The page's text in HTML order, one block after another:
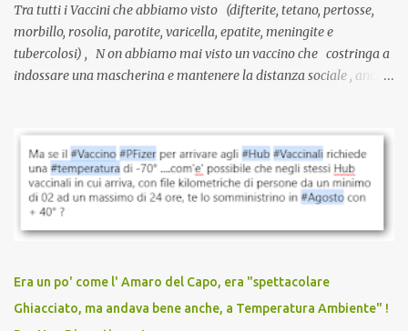
Tra tutti i Vaccini che abbiamo visto (difterite, tetano, pertosse,
morbillo, rosolia, parotite, varicella, epatite, meningite e
tubercolosi) , N on abbiamo mai visto un vaccino che costringa a
indossare una mascherina e mantenere la distanza sociale , anche
vaccinazione. Non avevamo mai sentito parlare di ricompense,
sconti, incentivi per vaccinarsi. Non avevamo mai visto
discriminazioni per coloro che non l’hanno fatto. Se non sei stato
vaccinato, nessuno aveva prima cercato di farti sentire una
persona cattiva. Non avevamo mai visto un vaccino che minacci le
vaccino usato per minacciare i mezzi di sussistenza, il lavoro o la
scuola. Non avevamo mai visto un vaccino che permettesse a un
dodicenne di ignorare il consenso dei genitori. Dopo tutti i vaccini
Era un po' come l' Amaro del Capo, era "spettacolare
Ghiacciato, ma andava bene anche, a Temperatura Ambiente" !